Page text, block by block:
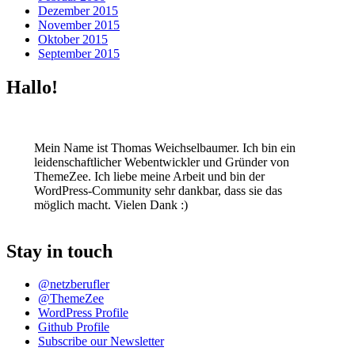
Dezember 2015
November 2015
Oktober 2015
September 2015
Hallo!
Mein Name ist Thomas Weichselbaumer. Ich bin ein
leidenschaftlicher Webentwickler und Gründer von
ThemeZee. Ich liebe meine Arbeit und bin der
WordPress-Community sehr dankbar, dass sie das
möglich macht. Vielen Dank :)
Stay in touch
@netzberufler
@ThemeZee
WordPress Profile
Github Profile
Subscribe our Newsletter